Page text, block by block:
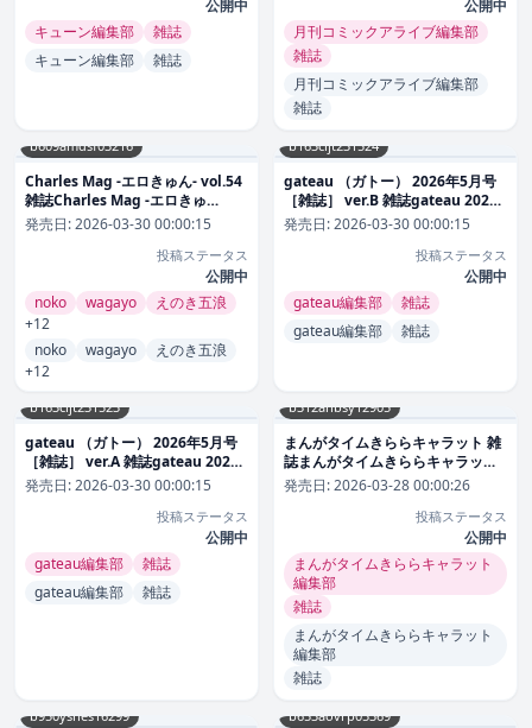
公開中
キューン編集部
雑誌
キューン編集部
雑誌
公開中
月刊コミックアライブ編集部
雑誌
月刊コミックアライブ編集部
雑誌
b609amdsf03216
Charles Mag -エロきゅん- vol.54
雑誌Charles Mag -エロきゅ
ん-2026年3月
発売日:2026-03-30 00:00:15
投稿ステータス
公開中
noko
wagayo
えのき五浪
+12
noko
wagayo
えのき五浪
+12
b163cijt231524
gateau （ガトー） 2026年5月号
［雑誌］ ver.B 雑誌gateau 2026
年3月
発売日:2026-03-30 00:00:15
投稿ステータス
公開中
gateau編集部
雑誌
gateau編集部
雑誌
b163cijt231523
gateau （ガトー） 2026年5月号
［雑誌］ ver.A 雑誌gateau 2026
年3月
発売日:2026-03-30 00:00:15
投稿ステータス
公開中
gateau編集部
雑誌
gateau編集部
雑誌
b312ahbsy12905
まんがタイムきららキャラット 雑
誌まんがタイムきららキャラット
2026年3月
発売日:2026-03-28 00:00:26
投稿ステータス
公開中
まんがタイムきららキャラット
編集部
雑誌
まんがタイムきららキャラット
編集部
雑誌
b950yshes16299 b653aovrp05369